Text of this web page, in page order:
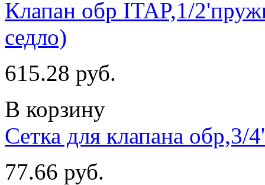
Клапан обр ITAP,1/
седло)
615.28 руб.
В корзину
Сетка для клапана обр,3/4'
77.66 руб.